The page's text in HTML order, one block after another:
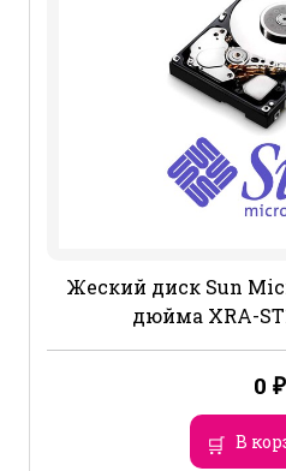
Жеский диск Sun
дюйма XRA-
0 ₽
В